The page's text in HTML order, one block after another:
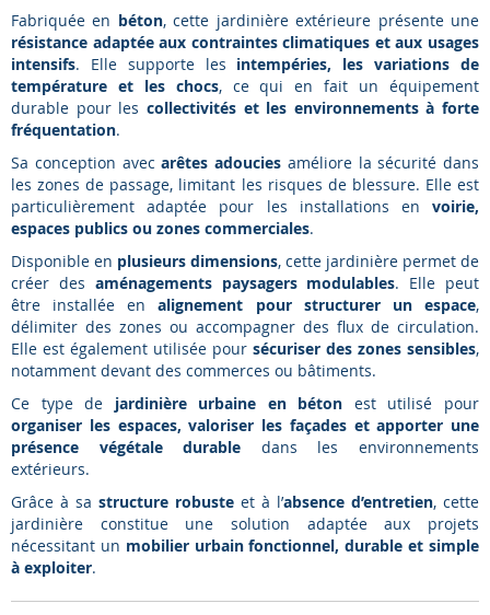
Fabriquée en béton, cette jardinière extérieure présente une
résistance adaptée aux contraintes climatiques et aux usages
intensifs. Elle supporte les intempéries, les variations de
température et les chocs, ce qui en fait un équipement
durable pour les collectivités et les environnements à forte
fréquentation.
Sa conception avecarêtes adoucies améliore la sécurité dans
les zones de passage, limitant les risques de blessure. Elle est
particulièrement adaptée pour les installations en voirie,
espaces publics ou zones commerciales.
Disponible en plusieurs dimensions, cette jardinière permet de
créer des aménagements paysagers modulables. Elle peut
être installée enalignement pour structurer un espace,
délimiter des zones ou accompagner des flux de circulation.
Elle est également utilisée pour sécuriser des zones sensibles,
notamment devant des commerces ou bâtiments.
Ce type de jardinière urbaine en béton est utilisé pour
organiser les espaces, valoriser les façades et apporter une
présence végétale durable dans les environnements
extérieurs.
Grâce à sa structure robuste et à l’absence d’entretien, cette
jardinière constitue une solution adaptée aux projets
nécessitant un mobilier urbain fonctionnel, durable et simple
à exploiter.